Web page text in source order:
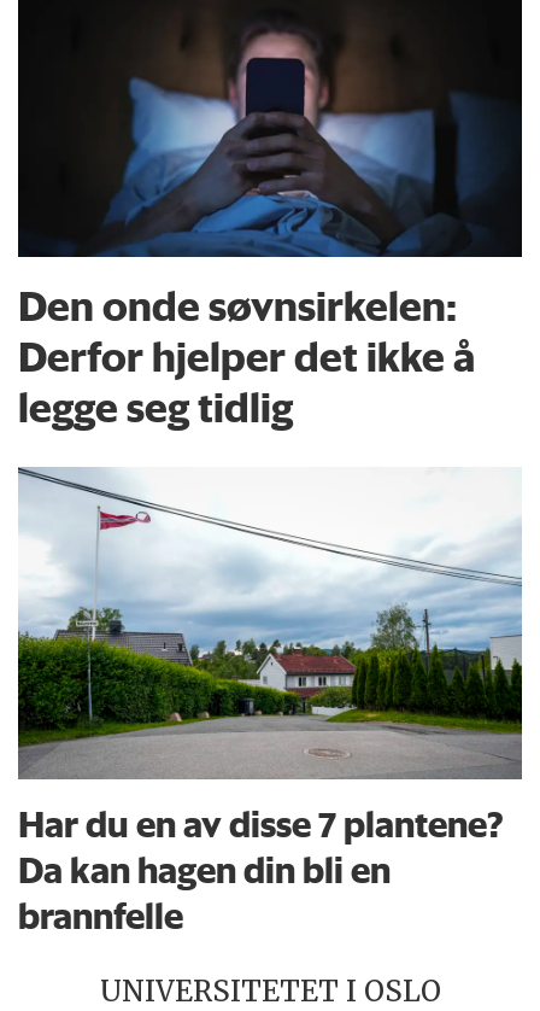
Den onde søvnsirkelen:
Derfor hjelper det ikke å
legge seg tidlig
Har du en av disse 7 plantene?
Da kan hagen din bli en
brannfelle
UNIVERSITETET I OSLO